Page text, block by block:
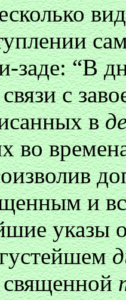
заде: “В
с
в
во
и
указы